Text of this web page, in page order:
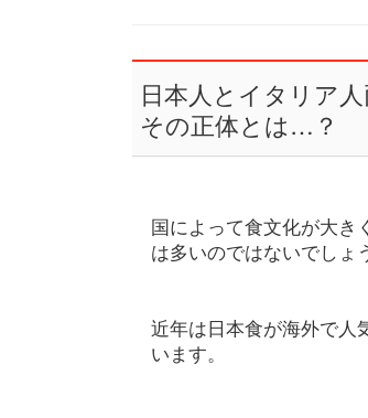
日本人とイタリア
その正体とは…？
国によって食文化が大き
は多いのではないでしょ
近年は日本食が海外で人
います。